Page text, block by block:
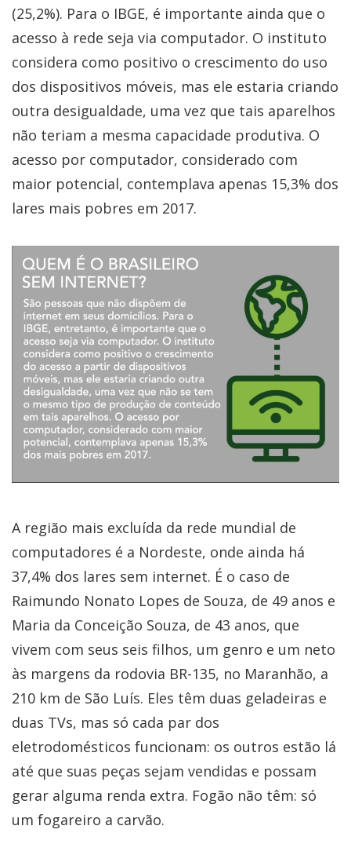
(25,2%). Para o IBGE, é importante ainda que o
acesso à rede seja via computador. O instituto
considera como positivo o crescimento do uso
dos dispositivos móveis, mas ele estaria criando
outra desigualdade, uma vez que tais aparelhos
não teriam a mesma capacidade produtiva. O
acesso por computador, considerado com
maior potencial, contemplava apenas 15,3% dos
lares mais pobres em 2017.
A região mais excluída da rede mundial de
computadores é a Nordeste, onde ainda há
37,4% dos lares sem internet. É o caso de
Raimundo Nonato Lopes de Souza, de 49 anos e
Maria da Conceição Souza, de 43 anos, que
vivem com seus seis filhos, um genro e um neto
às margens da rodovia BR-135, no Maranhão, a
210 km de São Luís. Eles têm duas geladeiras e
duas TVs, mas só cada par dos
eletrodomésticos funcionam: os outros estão lá
até que suas peças sejam vendidas e possam
gerar alguma renda extra. Fogão não têm: só
um fogareiro a carvão.